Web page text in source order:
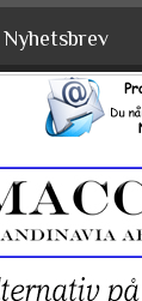
Nyhetsbrev